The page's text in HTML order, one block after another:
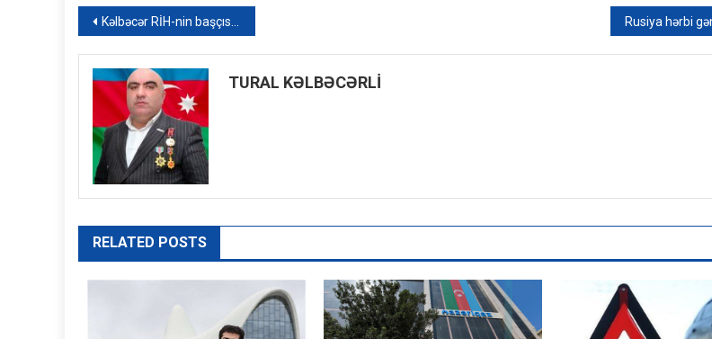
Yazı
naviqasiyası
Kəlbəcər RİH-nin başçısı Azər Qocayev Goranboy rayonu, Məcburi köçkün qəsəbəsi, Kəlbəcər rayon 28 nömrəli tam orta məktəbin binasında həmin ərazidə yaşayan vətəndaşların səyyar-görüş qəbulunu keçirmişdir
TURAL KƏLBƏCƏRLİ
RELATED POSTS